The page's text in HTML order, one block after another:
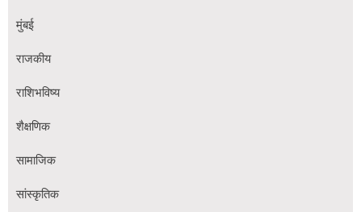
मुंबई
राजकीय
राशिभविष्य
शैक्षणिक
सामाजिक
सांस्कृतिक